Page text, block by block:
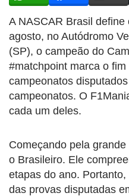
A NASCAR Brasil
agosto, no Autódromo
(SP), o campeão do
#matchpoint marca o
campeonatos
campeonatos. O
cada um deles.
Começando pela
o Brasileiro. Ele
etapas do ano.
das provas disputadas